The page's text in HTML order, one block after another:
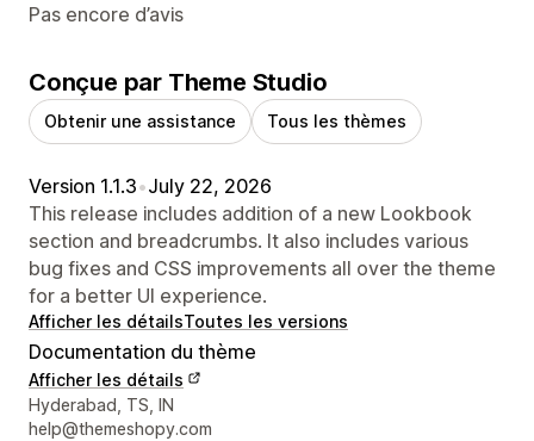
Pas encore d’avis
Conçue par Theme Studio
Obtenir une assistance Tous les thèmes
Version 1.1.3•July 22, 2026
This release includes addition of a new Lookbook
section and breadcrumbs. It also includes various
bug fixes and CSS improvements all over the theme
for a better UI experience.
Afficher les détailsToutes les versions
Documentation du thème
Afficher les détails
Coordonnées du concepteur
Hyderabad, TS, IN
help@themeshopy.com